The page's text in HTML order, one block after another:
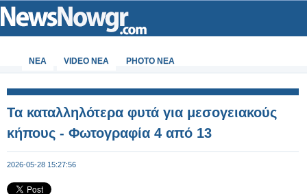
ΝΕΑ VIDEO NEA PHOTO NEA
Τα καταλληλότερα φυτά για μεσογειακούς
κήπους - Φωτογραφία 4 από 13
2026-05-28 15:27:56